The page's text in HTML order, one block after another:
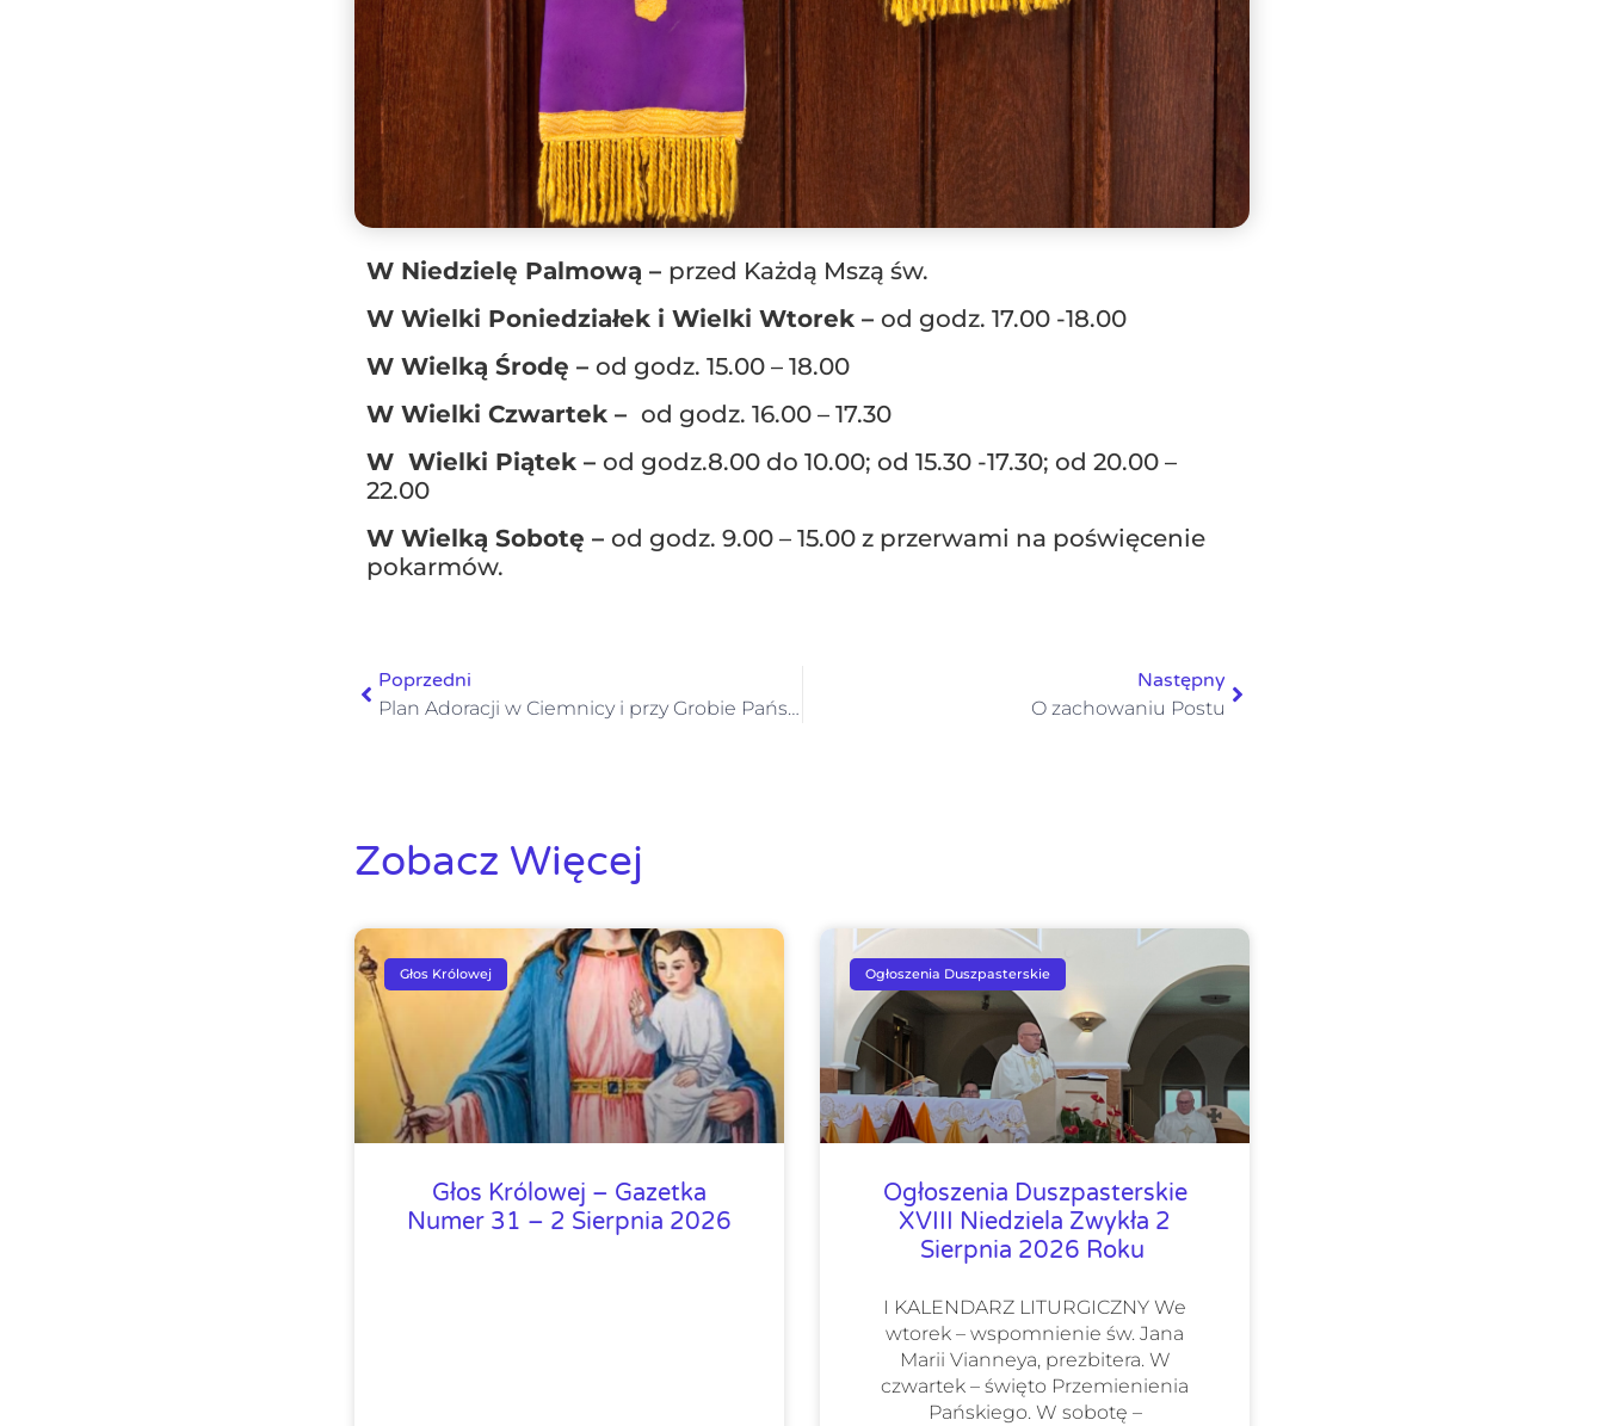
W Niedzielę Palmową – przed Każdą Mszą św.
W Wielki Poniedziałek i Wielki Wtorek – od godz. 17.00 -18.00
W Wielką Środę – od godz. 15.00 – 18.00
W Wielki Czwartek – od godz. 16.00 – 17.30
W Wielki Piątek – od godz.8.00 do 10.00; od 15.30 -17.30; od 20.00 –
22.00
W Wielką Sobotę – od godz. 9.00 – 15.00 z przerwami na poświęcenie
pokarmów.
Poprzedni
Plan Adoracji w Ciemnicy i przy Grobie Pańskim 2024 roku
Następny
O zachowaniu Postu
Zobacz Więcej
Głos Królowej
Głos Królowej – Gazetka
Numer 31 – 2 Sierpnia 2026
Ogłoszenia Duszpasterskie
Ogłoszenia Duszpasterskie
XVIII Niedziela Zwykła 2
Sierpnia 2026 Roku
I KALENDARZ LITURGICZNY We
wtorek – wspomnienie św. Jana
Marii Vianneya, prezbitera. W
czwartek – święto Przemienienia
Pańskiego. W sobotę –